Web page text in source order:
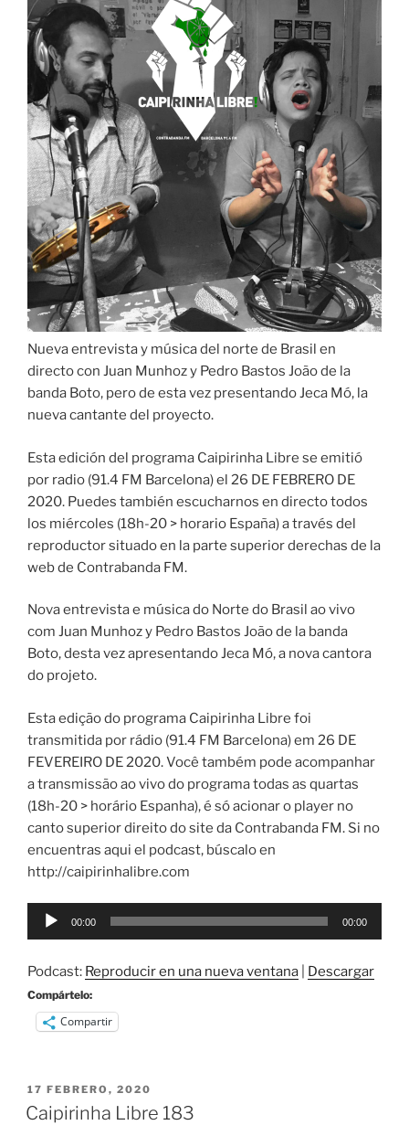
Nueva entrevista y música del norte de Brasil en
directo con Juan Munhoz y Pedro Bastos João de la
banda Boto, pero de esta vez presentando Jeca Mó, la
nueva cantante del proyecto.
Esta edición del programa Caipirinha Libre se emitió
por radio (91.4 FM Barcelona) el 26 DE FEBRERO DE
2020. Puedes también escucharnos en directo todos
los miércoles (18h-20 > horario España) a través del
reproductor situado en la parte superior derechas de la
web de Contrabanda FM.
Nova entrevista e música do Norte do Brasil ao vivo
com Juan Munhoz y Pedro Bastos João de la banda
Boto, desta vez apresentando Jeca Mó, a nova cantora
do projeto.
Esta edição do programa Caipirinha Libre foi
transmitida por rádio (91.4 FM Barcelona) em 26 DE
FEVEREIRO DE 2020. Você também pode acompanhar
a transmissão ao vivo do programa todas as quartas
(18h-20 > horário Espanha), é só acionar o player no
canto superior direito do site da Contrabanda FM. Si no
encuentras aqui el podcast, búscalo en
http://caipirinhalibre.com
Reproductor
00:00 00:00
Podcast: Reproducir en una nueva ventana Descargar
Compártelo:
Compartir
PUBLICADO
EL
17 FEBRERO, 2020
Caipirinha Libre 183